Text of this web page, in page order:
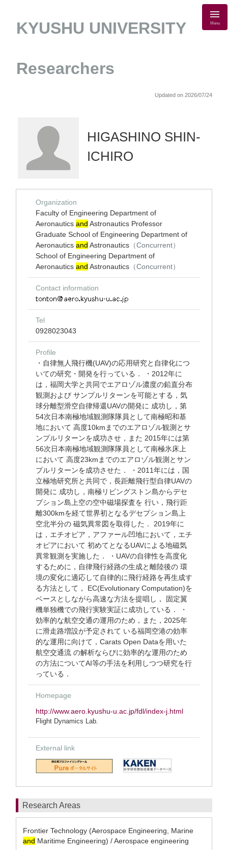
KYUSHU UNIVERSITY
Researchers
Menu
Updated on 2026/07/24
HIGASHINO SHIN-
ICHIRO
Organization
Faculty of Engineering Department of
Aeronautics and Astronautics Professor
Graduate School of Engineering Department of
Aeronautics and Astronautics （Concurrent）
School of Engineering Department of
Aeronautics and Astronautics （Concurrent）
Contact information
Tel
0928023043
Profile
・自律無人飛行機(UAV)の応用研究と自律化につ
いての研究・開発を行っている． ・2012年に
は，福岡大学と共同でエアロゾル濃度の鉛直分布
観測および サンプルリターンを可能とする，気
球分離型滑空自律帰還UAVの開発に 成功し，第
54次日本南極地域観測隊隊員として南極昭和基
地において 高度10kmまでのエアロゾル観測とサ
ンプルリターンを成功させ，また 2015年には第
56次日本南極地域観測隊隊員として南極氷床上
において 高度23kmまでのエアロゾル観測とサン
プルリターンを成功させた． ・2011年には，国
立極地研究所と共同で，長距離飛行型自律UAVの
開発に 成功し，南極リビングストン島からデセ
プション島上空の空中磁場探査を 行い，飛行距
離300kmを経て世界初となるデセプション島上
空北半分の 磁気異常図を取得した． 2019年に
は，エチオピア，アファール凹地において，エチ
オピアにおいて 初めてとなるUAVによる地磁気
異常観測を実施した． ・UAVの自律性を高度化
するために，自律飛行経路の生成と離陸後の 環
境の変化に適応して自律的に飛行経路を再生成す
る方法として， EC(Evolutionary Computation)を
ベースとしながら高速な方法を提唱し， 固定翼
機単独機での飛行実験実証に成功している． ・
効率的な航空交通の運用のため，また，2025年
に滑走路増設が予定されて いる福岡空港の効率
的な運用に向けて，Carats Open Dataを用いた
航空交通流 の解析ならびに効率的な運用のため
の方法についてAI等の手法を利用しつつ研究を行
っている．
Homepage
http://www.aero.kyushu-u.ac.jp/fdl/index-j.html
Flight Dynamics Lab.
External link
Research Areas
Frontier Technology (Aerospace Engineering, Marine
and Maritime Engineering) / Aerospace engineering